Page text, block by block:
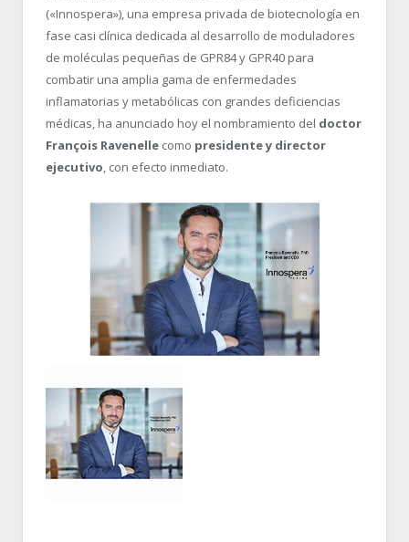
(«Innospera»), una empresa privada de biotecnología en
fase casi clínica dedicada al desarrollo de moduladores
de moléculas pequeñas de GPR84 y GPR40 para
combatir una amplia gama de enfermedades
inflamatorias y metabólicas con grandes deficiencias
médicas, ha anunciado hoy el nombramiento del doctor
François Ravenelle como presidente y director
ejecutivo, con efecto inmediato.